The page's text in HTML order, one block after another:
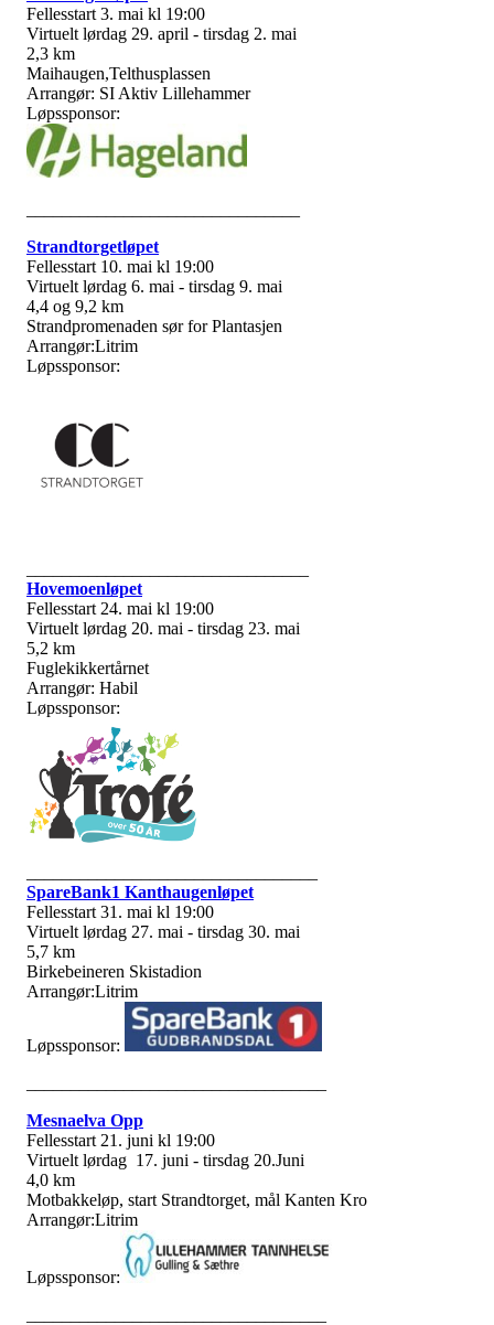
Fellesstart 3. mai kl 19:00
Virtuelt lørdag 29. april - tirsdag 2. mai
2,3 km
Maihaugen,Telthusplassen
Arrangør: SI Aktiv Lillehammer
Løpssponsor:
Strandtorgetløpet
Fellesstart 10. mai kl 19:00
Virtuelt lørdag 6. mai - tirsdag 9. mai
4,4 og 9,2 km
Strandpromenaden sør for Plantasjen
Arrangør:Litrim
Løpssponsor:
Hovemoenløpet
Fellesstart 24. mai kl 19:00
Virtuelt lørdag 20. mai - tirsdag 23. mai
5,2 km
Fuglekikkertårnet
Arrangør: Habil
Løpssponsor:
SpareBank1 Kanthaugenløpet
Fellesstart 31. mai kl 19:00
Virtuelt lørdag 27. mai - tirsdag 30. mai
5,7 km
Birkebeineren Skistadion
Arrangør:Litrim
Løpssponsor:
Mesnaelva Opp
Fellesstart 21. juni kl 19:00
Virtuelt lørdag 17. juni - tirsdag 20.Juni
4,0 km
Motbakkeløp, start Strandtorget, mål Kanten Kro
Arrangør:Litrim
Løpssponsor: